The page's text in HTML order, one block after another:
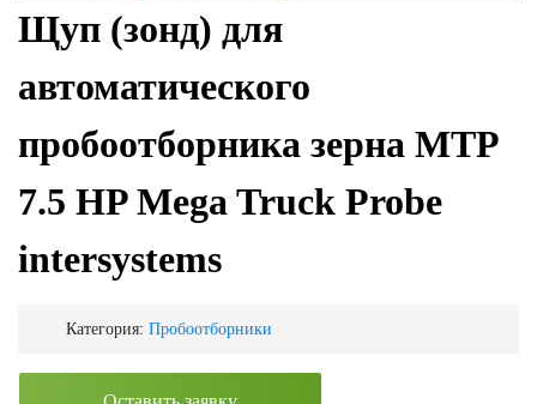
Щуп (зонд) для
автоматического
пробоотборника зерна MTP
7.5 HP Mega Truck Probe
intersystems
Категория: Пробоотборники